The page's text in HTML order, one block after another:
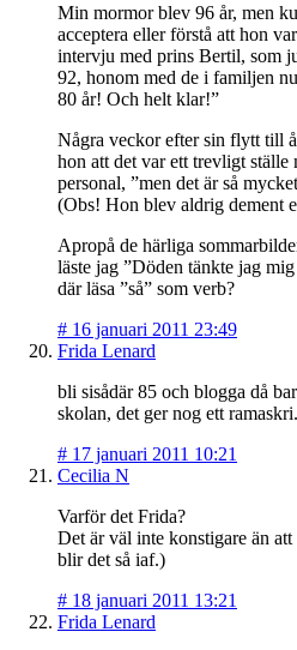
Min mormor blev 96 år, men
acceptera eller förstå att hon
intervju med prins Bertil, som
92, honom med de i familjen
80 år! Och helt klar!”
Några veckor efter sin flytt till
hon att det var ett trevligt ställe
personal, ”men det är så
(Obs! Hon blev aldrig dement
Apropå de härliga
läste jag ”Döden tänkte jag
där läsa ”så” som verb?
# 16 januari 2011 23:49
Frida Lenard
bli sisådär 85 och blogga då
skolan, det ger nog ett ramaskri.
# 17 januari 2011 10:21
Cecilia N
Varför det Frida?
Det är väl inte konstigare än
blir det så iaf.)
# 18 januari 2011 13:21
Frida Lenard